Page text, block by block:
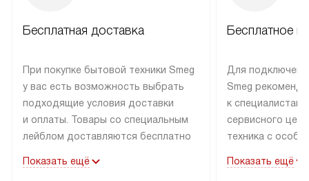
Бесплатная доставка
При покупке бытовой техники Smeg
у вас есть возможность выбрать
подходящие условия доставки
и оплаты. Товары со специальным
лейблом доставляются бесплатно
до подъезда. Доставка за пределы
Показать ещё
Бесплатное
Для
Smeg
к специалистам
сервисного
техника с
коммуникациям.
Показать ещё